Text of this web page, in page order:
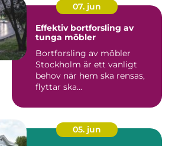
07. jun
Effektiv bortforsling av
tunga möbler
Bortforsling av möbler
Stockholm är ett vanligt
behov när hem ska rensas,
flyttar ska...
05. jun